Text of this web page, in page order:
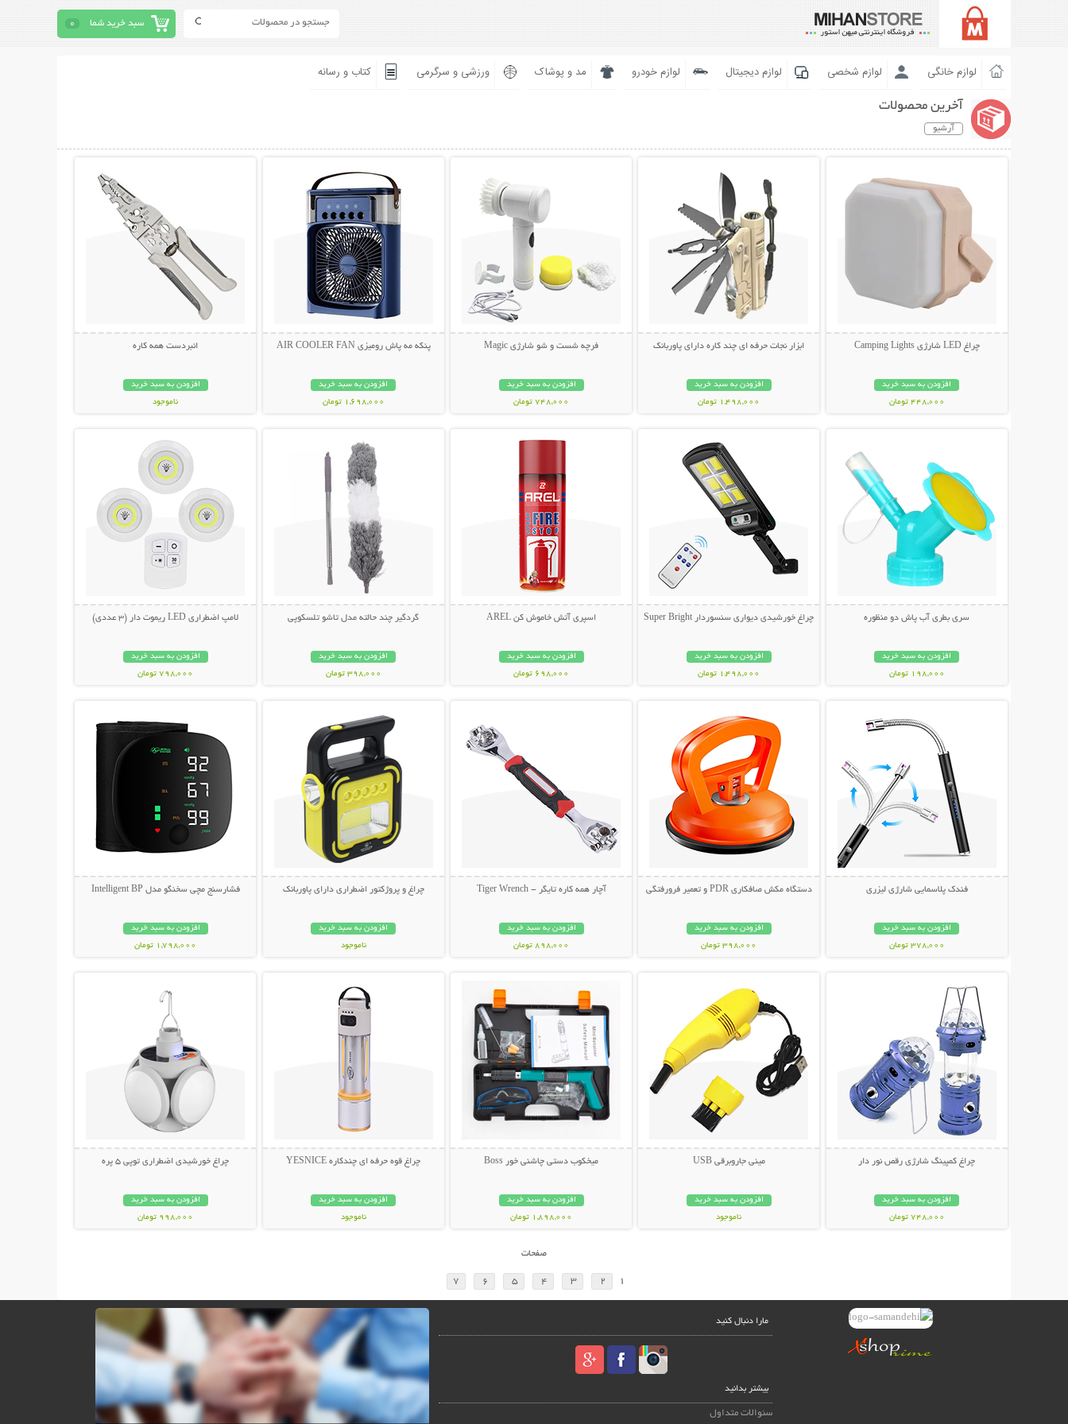
سبد خرید شما 0
لوازم خانگی لوازم شخصی لوازم دیجیتال لوازم خودرو مد و پوشاک ورزشی و سرگرمی کتاب و رسانه
آخرین محصولات
آرشیو
چراغ LED شارژی Camping Lights
افزودن به سبد خرید
448,000 تومان
ابزار نجات حرفه ای چند کاره دارای پاوربانک
افزودن به سبد خرید
1,498,000 تومان
فرچه شست و شو شارژی Magic
افزودن به سبد خرید
748,000 تومان
پنکه مه پاش رومیزی AIR COOLER FAN
افزودن به سبد خرید
1,698,000 تومان
انبردست همه کاره
افزودن به سبد خرید
ناموجود
سری بطری آب پاش دو منظوره
افزودن به سبد خرید
198,000 تومان
چراغ خورشیدی دیواری سنسوردار Super Bright
افزودن به سبد خرید
1,498,000 تومان
اسپری آتش خاموش کن AREL
افزودن به سبد خرید
698,000 تومان
گردگیر چند حالته مدل تاشو تلسکوپی
افزودن به سبد خرید
398,000 تومان
لامپ اضطراری LED ریموت دار (3 عددی)
افزودن به سبد خرید
798,000 تومان
فندک پلاسمایی شارژی لیزری
افزودن به سبد خرید
378,000 تومان
دستگاه مکش صافکاری PDR و تعمیر فرورفتگی
افزودن به سبد خرید
398,000 تومان
آچار همه کاره تایگر - Tiger Wrench
افزودن به سبد خرید
898,000 تومان
چراغ و پروژکتور اضطراری دارای پاوربانک
افزودن به سبد خرید
ناموجود
فشارسنج مچی سخنگو مدل Intelligent BP
افزودن به سبد خرید
1,798,000 تومان
چراغ کمپینگ شارژی رقص نور دار
افزودن به سبد خرید
748,000 تومان
مینی جاروبرقی USB
افزودن به سبد خرید
ناموجود
میخکوب دستی چاشنی خور Boss
افزودن به سبد خرید
1,898,000 تومان
چراغ قوه حرفه ای چندکاره YESNICE
افزودن به سبد خرید
ناموجود
چراغ خورشیدی اضطراری توپی 5 پره
افزودن به سبد خرید
998,000 تومان
صفحات
1
2
3
4
5
6
7
مارا دنبال کنید
بیشتر بدانید
سئوالات متداول